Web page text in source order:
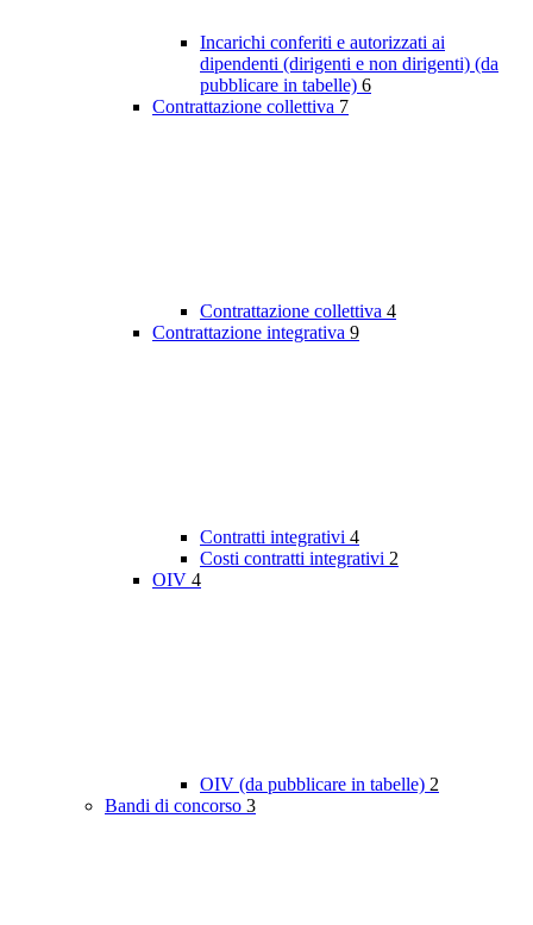
Incarichi conferiti e autorizzati ai
dipendenti (dirigenti e non dirigenti) (da
pubblicare in tabelle) 6
Contrattazione collettiva 7
Contrattazione collettiva 4
Contrattazione integrativa 9
Contratti integrativi 4
Costi contratti integrativi 2
OIV 4
OIV (da pubblicare in tabelle) 2
Bandi di concorso 3